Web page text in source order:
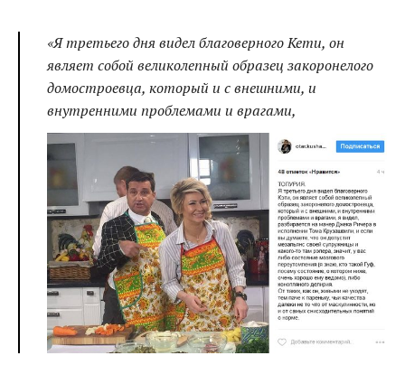
«Я третьего дня видел благоверного Кети, он
являет собой великолепный образец закоронелого
домостроевца, который и с внешними, и
внутренними проблемами и врагами,